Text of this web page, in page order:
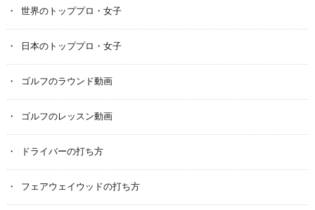
世界のトッププロ・女子
日本のトッププロ・女子
ゴルフのラウンド動画
ゴルフのレッスン動画
ドライバーの打ち方
フェアウェイウッドの打ち方